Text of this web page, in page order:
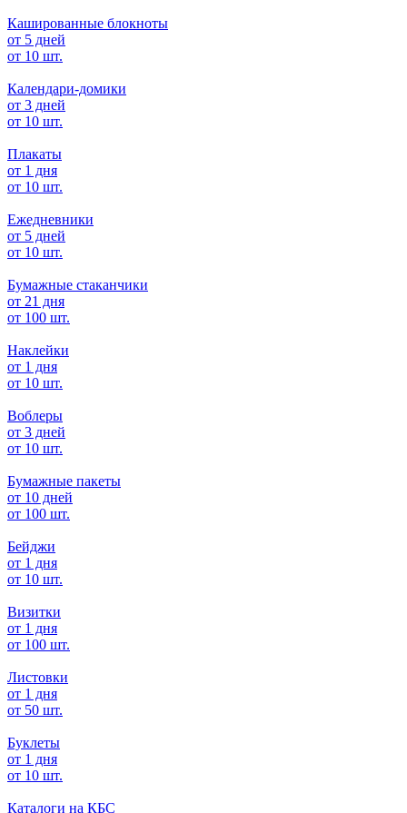
Кашированные блокноты
от 5 дней
от 10 шт.
Календари-домики
от 3 дней
от 10 шт.
Плакаты
от 1 дня
от 10 шт.
Ежедневники
от 5 дней
от 10 шт.
Бумажные стаканчики
от 21 дня
от 100 шт.
Наклейки
от 1 дня
от 10 шт.
Воблеры
от 3 дней
от 10 шт.
Бумажные пакеты
от 10 дней
от 100 шт.
Бейджи
от 1 дня
от 10 шт.
Визитки
от 1 дня
от 100 шт.
Листовки
от 1 дня
от 50 шт.
Буклеты
от 1 дня
от 10 шт.
Каталоги на КБС